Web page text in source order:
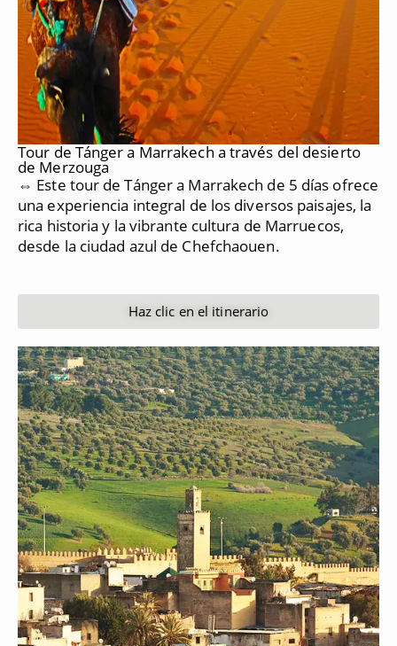
Tour de Tánger a Marrakech a través del desierto
de Merzouga
⇔ Este tour de Tánger a Marrakech de 5 días ofrece
una experiencia integral de los diversos paisajes, la
rica historia y la vibrante cultura de Marruecos,
desde la ciudad azul de Chefchaouen.
Haz clic en el itinerario